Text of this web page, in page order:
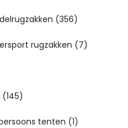
(356)
rugzakken (7)
(145)
tenten (1)